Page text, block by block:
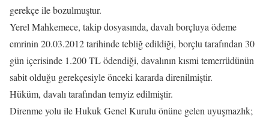
gerekçe ile bozulmuştur.
Yerel Mahkemece, takip dosyasında, davalı borçluya ödeme
emrinin 20.03.2012 tarihinde tebliğ edildiği, borçlu tarafından 30
gün içerisinde 1.200 TL ödendiği, davalının kısmi temerrüdünün
sabit olduğu gerekçesiyle önceki kararda direnilmiştir.
Hüküm, davalı tarafından temyiz edilmiştir.
Direnme yolu ile Hukuk Genel Kurulu önüne gelen uyuşmazlık;